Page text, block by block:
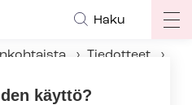
Haku
Tiedotteet
käyttö?